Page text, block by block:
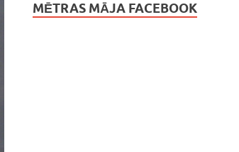
MĒTRAS MĀJA FACEBOOK